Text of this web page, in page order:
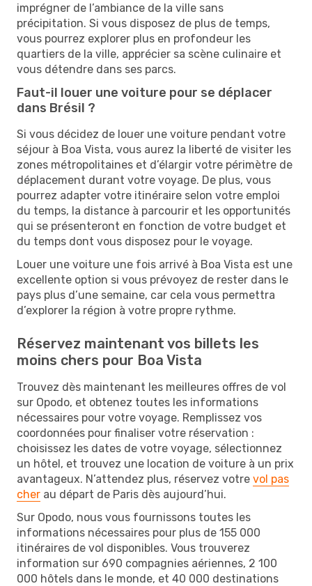
imprégner de l’ambiance de la ville sans
précipitation. Si vous disposez de plus de temps,
vous pourrez explorer plus en profondeur les
quartiers de la ville, apprécier sa scène culinaire et
vous détendre dans ses parcs.
Faut-il louer une voiture pour se déplacer
dans Brésil ?
Si vous décidez de louer une voiture pendant votre
séjour à Boa Vista, vous aurez la liberté de visiter les
zones métropolitaines et d’élargir votre périmètre de
déplacement durant votre voyage. De plus, vous
pourrez adapter votre itinéraire selon votre emploi
du temps, la distance à parcourir et les opportunités
qui se présenteront en fonction de votre budget et
du temps dont vous disposez pour le voyage.
Louer une voiture une fois arrivé à Boa Vista est une
excellente option si vous prévoyez de rester dans le
pays plus d’une semaine, car cela vous permettra
d’explorer la région à votre propre rythme.
Réservez maintenant vos billets les
moins chers pour Boa Vista
Trouvez dès maintenant les meilleures offres de vol
sur Opodo, et obtenez toutes les informations
nécessaires pour votre voyage. Remplissez vos
coordonnées pour finaliser votre réservation :
choisissez les dates de votre voyage, sélectionnez
un hôtel, et trouvez une location de voiture à un prix
avantageux. N’attendez plus, réservez votre vol pas
cher au départ de Paris dès aujourd’hui.
Sur Opodo, nous vous fournissons toutes les
informations nécessaires pour plus de 155 000
itinéraires de vol disponibles. Vous trouverez
information sur 690 compagnies aériennes, 2 100
000 hôtels dans le monde, et 40 000 destinations